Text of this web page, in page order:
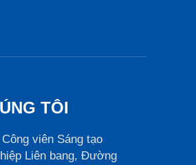
TÔI
viên Sáng tạo
Liên bang, Đường